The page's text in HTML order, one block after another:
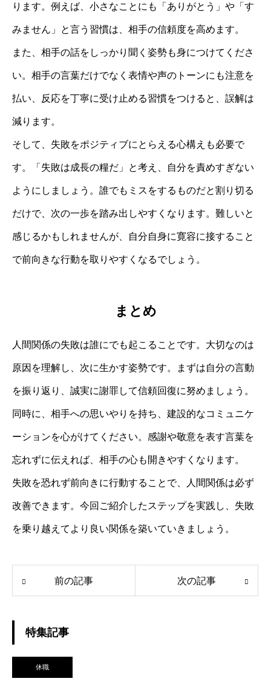
ります。例えば、小さなことにも「ありがとう」や「す
みません」と言う習慣は、相手の信頼度を高めます。
また、相手の話をしっかり聞く姿勢も身につけてくださ
い。相手の言葉だけでなく表情や声のトーンにも注意を
払い、反応を丁寧に受け止める習慣をつけると、誤解は
減ります。
そして、失敗をポジティブにとらえる心構えも必要で
す。「失敗は成長の糧だ」と考え、自分を責めすぎない
ようにしましょう。誰でもミスをするものだと割り切る
だけで、次の一歩を踏み出しやすくなります。難しいと
感じるかもしれませんが、自分自身に寛容に接すること
で前向きな行動を取りやすくなるでしょう。
まとめ
人間関係の失敗は誰にでも起こることです。大切なのは
原因を理解し、次に生かす姿勢です。まずは自分の言動
を振り返り、誠実に謝罪して信頼回復に努めましょう。
同時に、相手への思いやりを持ち、建設的なコミュニケ
ーションを心がけてください。感謝や敬意を表す言葉を
忘れずに伝えれば、相手の心も開きやすくなります。
失敗を恐れず前向きに行動することで、人間関係は必ず
改善できます。今回ご紹介したステップを実践し、失敗
を乗り越えてより良い関係を築いていきましょう。
前の記事 次の記事
特集記事
休職